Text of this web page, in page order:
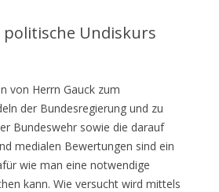
politische Undiskurs
von Herrn Gauck zum
der Bundesregierung und zu
Bundeswehr sowie die darauf
medialen Bewertungen sind ein
wie man eine notwendige
kann. Wie versucht wird mittels